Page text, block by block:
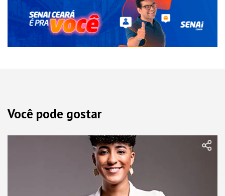
Você pode gostar